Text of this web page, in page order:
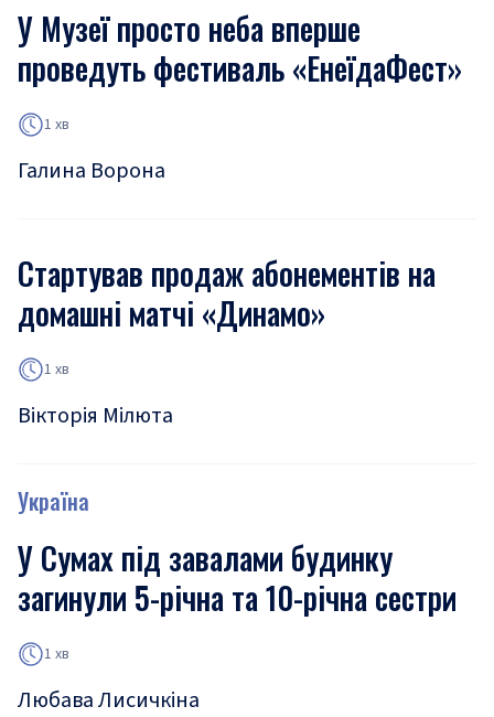
У Музеї просто неба вперше
проведуть фестиваль «ЕнеїдаФест»
1 хв
Галина Ворона
Стартував продаж абонементів на
домашні матчі «Динамо»
1 хв
Вікторія Мілюта
Україна
У Сумах під завалами будинку
загинули 5-річна та 10-річна сестри
1 хв
Любава Лисичкіна